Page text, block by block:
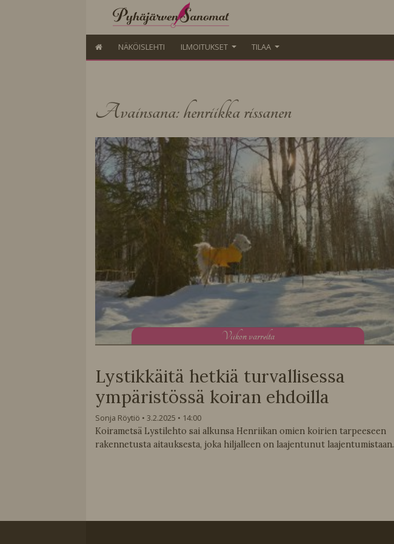
NÄKÖISLEHTI ILMOITUKSET TILAA
Avainsana: henriikka rissanen
Viikon varrelta
Lystikkäitä hetkiä turvallisessa
ympäristössä koiran ehdoilla
Sonja Röytiö 3.2.2025
14:00
Koirametsä Lystilehto sai alkunsa Henriikan omien koirien tarpeeseen
rakennetusta aitauksesta, joka hiljalleen on laajentunut laajentumistaan.